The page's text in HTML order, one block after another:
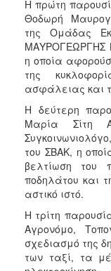
Η πρώτη
Θοδωρή
της Ομάδας
ΜΑΥΡΟΓΕΩΡΓΗΣ
η οποία
της
ασφάλειας και
Η δεύτερη
Μαρία Σίτη
του ΣΒΑΚ, η
βελτίωση του
ποδηλάτου και
αστικό ιστό.
Η τρίτη
Αγρονόμο,
σχεδιασμό της
των ταξί, τα